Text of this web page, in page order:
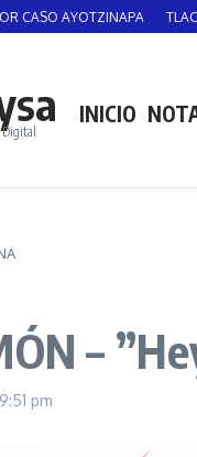
AYOTZINAPA
INICIO
–
9:51 pm